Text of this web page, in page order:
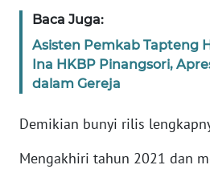
Baca Juga:
Asisten Pemkab Tapteng
Ina HKBP Pinangsori,
dalam Gereja
Demikian bunyi rilis
Mengakhiri tahun 2021 dan
WN
PAPUA
PAPUA